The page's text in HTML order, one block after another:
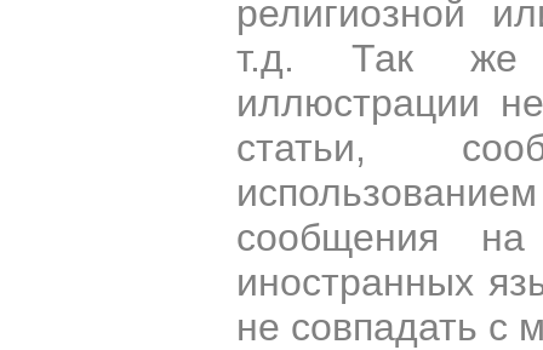
религиозной
т.д. Так же
иллюстрации
статьи,
сообщения
иностранных
не совпадать с